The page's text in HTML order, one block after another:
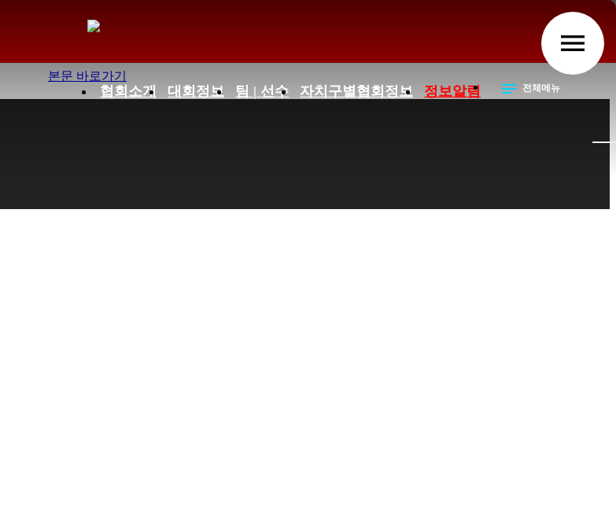
공지사항 9 페이지
본문 바로가기
협회소개 대회정보 팀 | 선수 자치구별협회정보 정보알림 notes 전체메뉴
menu